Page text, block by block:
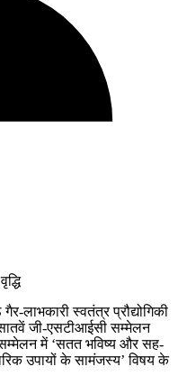
लाभकारी स्वतंत्र प्रौद्योगिकी
जी-एसटीआईसी सम्मेलन
में ‘सतत भविष्य और सह-
उपायों के सामंजस्य’ विषय के